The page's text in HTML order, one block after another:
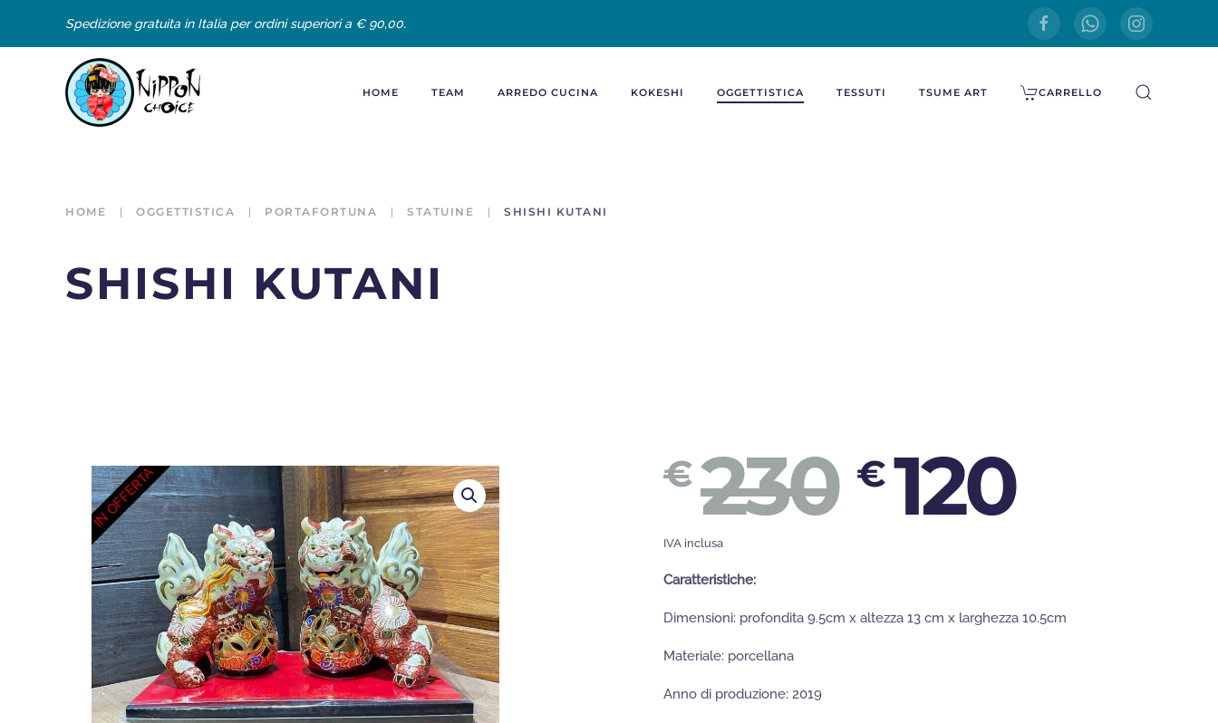
Spedizione gratuita in Italia per ordini superiori a € 90,00.
HOME TEAM ARREDO CUCINA KOKESHI OGGETTISTICA TESSUTI TSUME ART CARRELLO
HOME OGGETTISTICA PORTAFORTUNA STATUINE SHISHI KUTANI
SHISHI KUTANI
IN OFFERTA € 230IL
€ 120IL
IVA inclusa
Caratteristiche:
Dimensioni: profondita 9.5cm x altezza 13 cm x larghezza 10.5cm
Materiale: porcellana
Anno di produzione: 2019